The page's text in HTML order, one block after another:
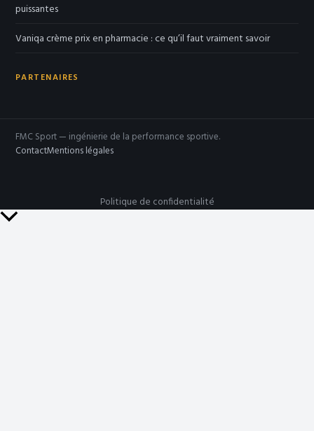
puissantes
Vaniqa crème prix en pharmacie : ce qu’il faut vraiment savoir
PARTENAIRES
FMC Sport — ingénierie de la performance sportive.
ContactMentions légales
Politique de confidentialité